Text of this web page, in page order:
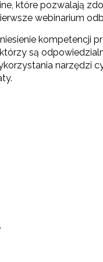
które pozwalają
webinarium
kompetencji
są
narzędzi